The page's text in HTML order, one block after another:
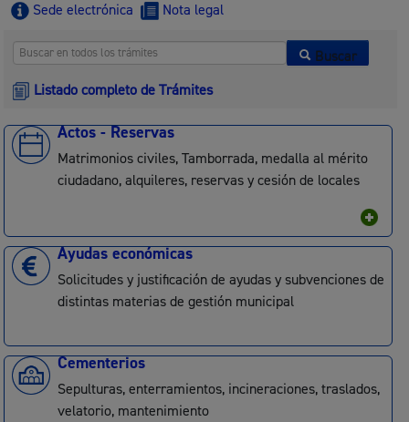
Sede electrónica Nota legal
Buscar
Listado completo de Trámites
Actos - Reservas
Matrimonios civiles, Tamborrada, medalla al mérito
ciudadano, alquileres, reservas y cesión de locales
Ayudas económicas
Solicitudes y justificación de ayudas y subvenciones de
distintas materias de gestión municipal
Cementerios
Sepulturas, enterramientos, incineraciones, traslados,
velatorio, mantenimiento